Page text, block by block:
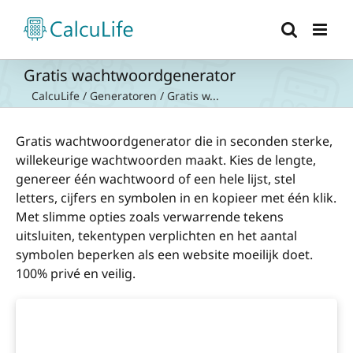
naar
inhoud
Gratis wachtwoordgenerator
CalcuLife / Generatoren / Gratis w...
Gratis wachtwoordgenerator die in seconden sterke,
willekeurige wachtwoorden maakt. Kies de lengte,
genereer één wachtwoord of een hele lijst, stel
letters, cijfers en symbolen in en kopieer met één klik.
Met slimme opties zoals verwarrende tekens
uitsluiten, tekentypen verplichten en het aantal
symbolen beperken als een website moeilijk doet.
100% privé en veilig.